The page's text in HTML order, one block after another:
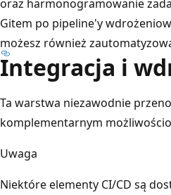
oraz harmonogramowanie
Gitem po pipeline'y
możesz również
Integracja i
Ta warstwa niezawodnie
komplementarnym
Uwaga
Niektóre elementy CI/CD są